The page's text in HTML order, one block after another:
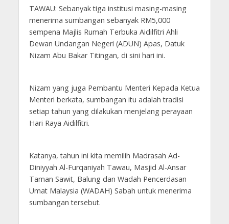
TAWAU: Sebanyak tiga institusi masing-masing
menerima sumbangan sebanyak RM5,000
sempena Majlis Rumah Terbuka Aidilfitri Ahli
Dewan Undangan Negeri (ADUN) Apas, Datuk
Nizam Abu Bakar Titingan, di sini hari ini.
Nizam yang juga Pembantu Menteri Kepada Ketua
Menteri berkata, sumbangan itu adalah tradisi
setiap tahun yang dilakukan menjelang perayaan
Hari Raya Aidilfitri.
Katanya, tahun ini kita memilih Madrasah Ad-
Diniyyah Al-Furqaniyah Tawau, Masjid Al-Ansar
Taman Sawit, Balung dan Wadah Pencerdasan
Umat Malaysia (WADAH) Sabah untuk menerima
sumbangan tersebut.